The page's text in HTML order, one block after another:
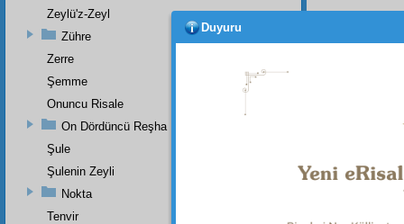
Zeylü'z-Zeyl
Zühre
Zerre
Şemme
Onuncu Risale
On Dördüncü Reşha
Şule
Şulenin Zeyli
Nokta
Tenvir
Duyuru